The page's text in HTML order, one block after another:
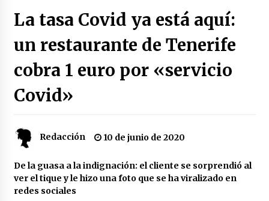
Por qué el lanzamiento de hachas es tan
divertido (y cada vez más popular)
10 de noviembre de 2022
Plaga de pulgas en el festival Interestelar de
5.500 efectivos se encargarán de la seguridad
17 de mayo de 2022
Leyendas del Betis y del Sevilla vuelven al
terreno de juego en un derbi a beneficio de
La tasa Covid ya está aquí:
un restaurante de Tenerife
cobra 1 euro por «servicio
Covid»
Redacción 10 de junio de 2020
De la guasa a la indignación: el cliente se sorprendió al
ver el tique y le hizo una foto que se ha viralizado en
redes sociales